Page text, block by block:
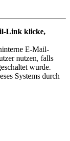
Link klicke,
E-Mail-
nutzen, falls
wurde.
Systems durch